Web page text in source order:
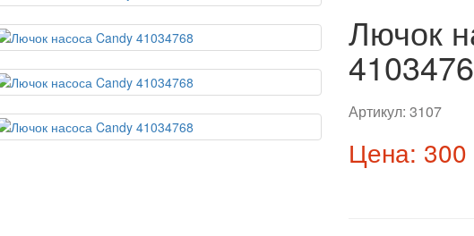
Лючок
Артикул:3107
Цена: 300